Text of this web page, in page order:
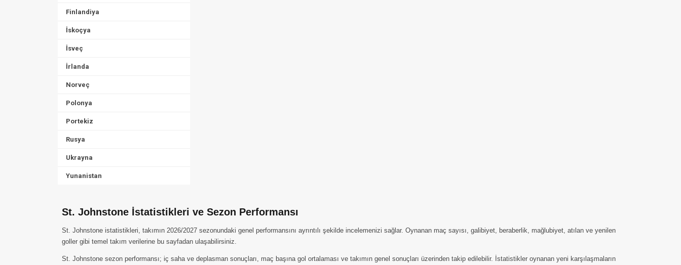
Finlandiya
İskoçya
İsveç
İrlanda
Norveç
Polonya
Portekiz
Rusya
Ukrayna
Yunanistan
St. Johnstone İstatistikleri ve Sezon Performansı
St. Johnstone istatistikleri, takımın 2026/2027 sezonundaki genel performansını ayrıntılı şekilde incelemenizi sağlar. Oynanan maç sayısı, galibiyet, beraberlik, mağlubiyet, atılan ve yenilen
goller gibi temel takım verilerine bu sayfadan ulaşabilirsiniz.
St. Johnstone sezon performansı; iç saha ve deplasman sonuçları, maç başına gol ortalaması ve takımın genel sonuçları üzerinden takip edilebilir. İstatistikler oynanan yeni karşılaşmaların